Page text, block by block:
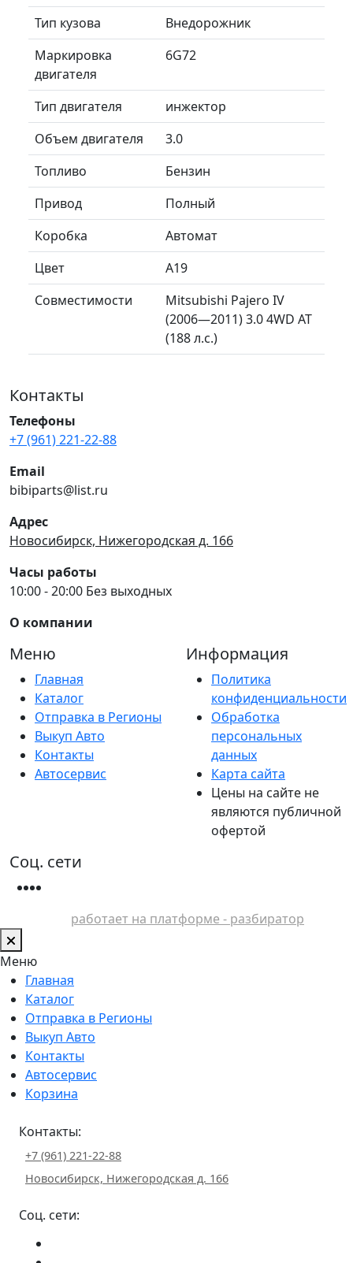
Тип кузова
Внедорожник
Маркировка
двигателя
6G72
Тип двигателя
инжектор
Объем двигателя
3.0
Топливо
Бензин
Привод
Полный
Коробка
Автомат
Цвет
A19
Совместимости
Mitsubishi Pajero IV
(2006—2011) 3.0 4WD AT
(188 л.с.)
Контакты
Телефоны
+7 (961) 221-22-88
Email
bibiparts@list.ru
Адрес
Новосибирск, Нижегородская д. 166
Часы работы
10:00 - 20:00 Без выходных
О компании
Меню
Главная
Каталог
Отправка в Регионы
Выкуп Авто
Контакты
Автосервис
Информация
Политика
конфиденциальности
Обработка
персональных
данных
Карта сайта
Цены на сайте не
являются публичной
офертой
Соц. сети
работает на платформе - разбиратор
Меню
Главная
Каталог
Отправка в Регионы
Выкуп Авто
Контакты
Автосервис
Корзина
Контакты:
+7 (961) 221-22-88
Новосибирск, Нижегородская д. 166
Соц. сети: